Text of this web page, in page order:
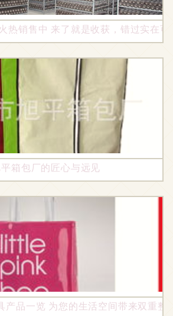
热销售中 来了就是收获，错过实在可
箱包厂的匠心与远见
产品一览 为您的生活空间带来双重整